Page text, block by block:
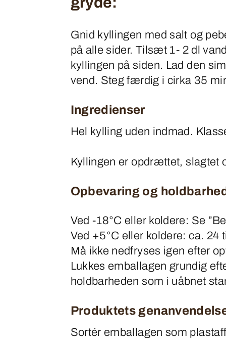
Gnid kyllingen med salt og
på alle sider. Tilsæt 1- 2 dl
kyllingen på siden. Lad den
vend. Steg færdig i cirka 35
Ingredienser
Hel kylling uden indmad.
Kyllingen er opdrættet, slagtet
Opbevaring og
Ved -18°C eller koldere: Se
Ved +5°C eller koldere: ca. 24
Må ikke nedfryses igen efter
Lukkes emballagen grundig
holdbarheden som i uåbnet
Produktets
Sortér emballagen som